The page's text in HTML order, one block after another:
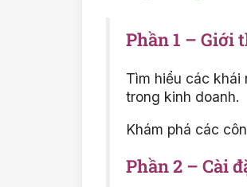
Phần 1 – Giới
Tìm hiểu các khái
trong kinh doanh.
Khám phá các
Phần 2 – Cài